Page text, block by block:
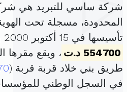
شركة ساسي للتبريد هي
المحدودة، مسجلة تحت
تأسيسها في 15 أكتوبر 2000 برأس مال قدره
554700 د.ت
، ويقع مقرها
طريق بني خلاد قربة قربة (
في السجل الوطني